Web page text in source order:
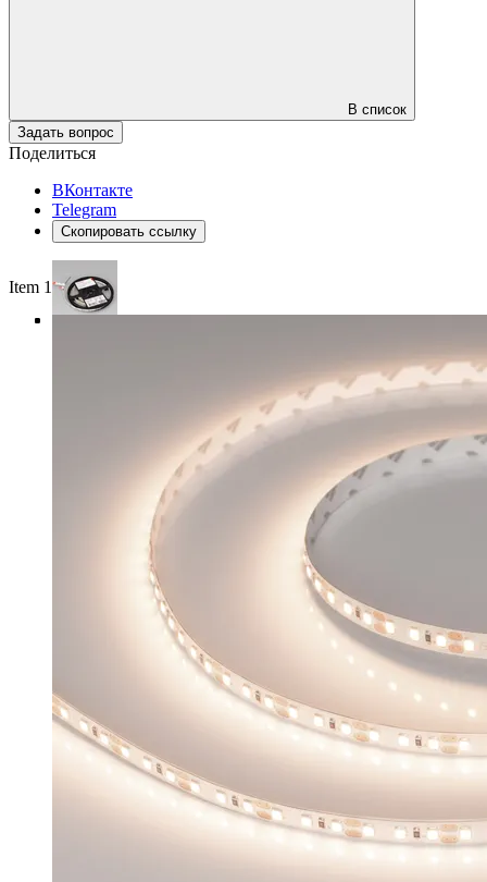
В список
Задать вопрос
Поделиться
ВКонтакте
Telegram
Скопировать ссылку
Item 1 of 4